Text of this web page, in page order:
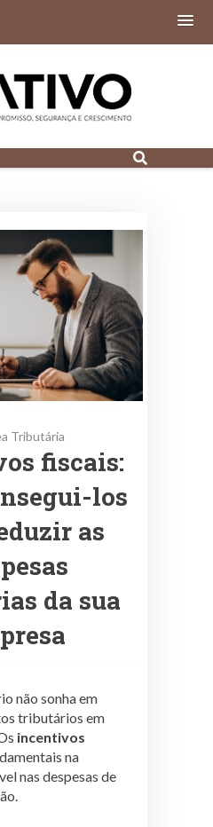
Contabilidade
Digital em Porto
Tributária
fiscais:
los
as
da sua
não sonha em
tributários em
incentivos
na
nas despesas de